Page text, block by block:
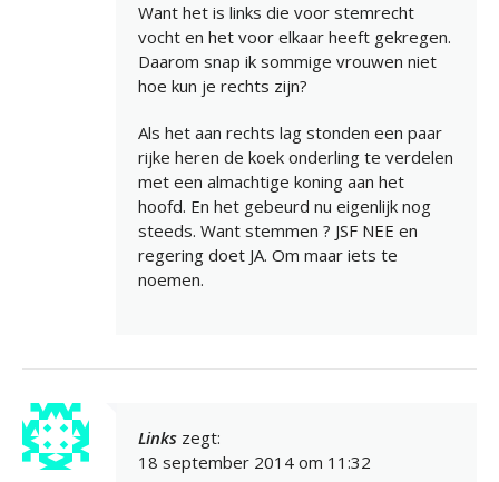
Want het is links die voor stemrecht
vocht en het voor elkaar heeft gekregen.
Daarom snap ik sommige vrouwen niet
hoe kun je rechts zijn?
Als het aan rechts lag stonden een paar
rijke heren de koek onderling te verdelen
met een almachtige koning aan het
hoofd. En het gebeurd nu eigenlijk nog
steeds. Want stemmen ? JSF NEE en
regering doet JA. Om maar iets te
noemen.
Links zegt:
18 september 2014 om 11:32